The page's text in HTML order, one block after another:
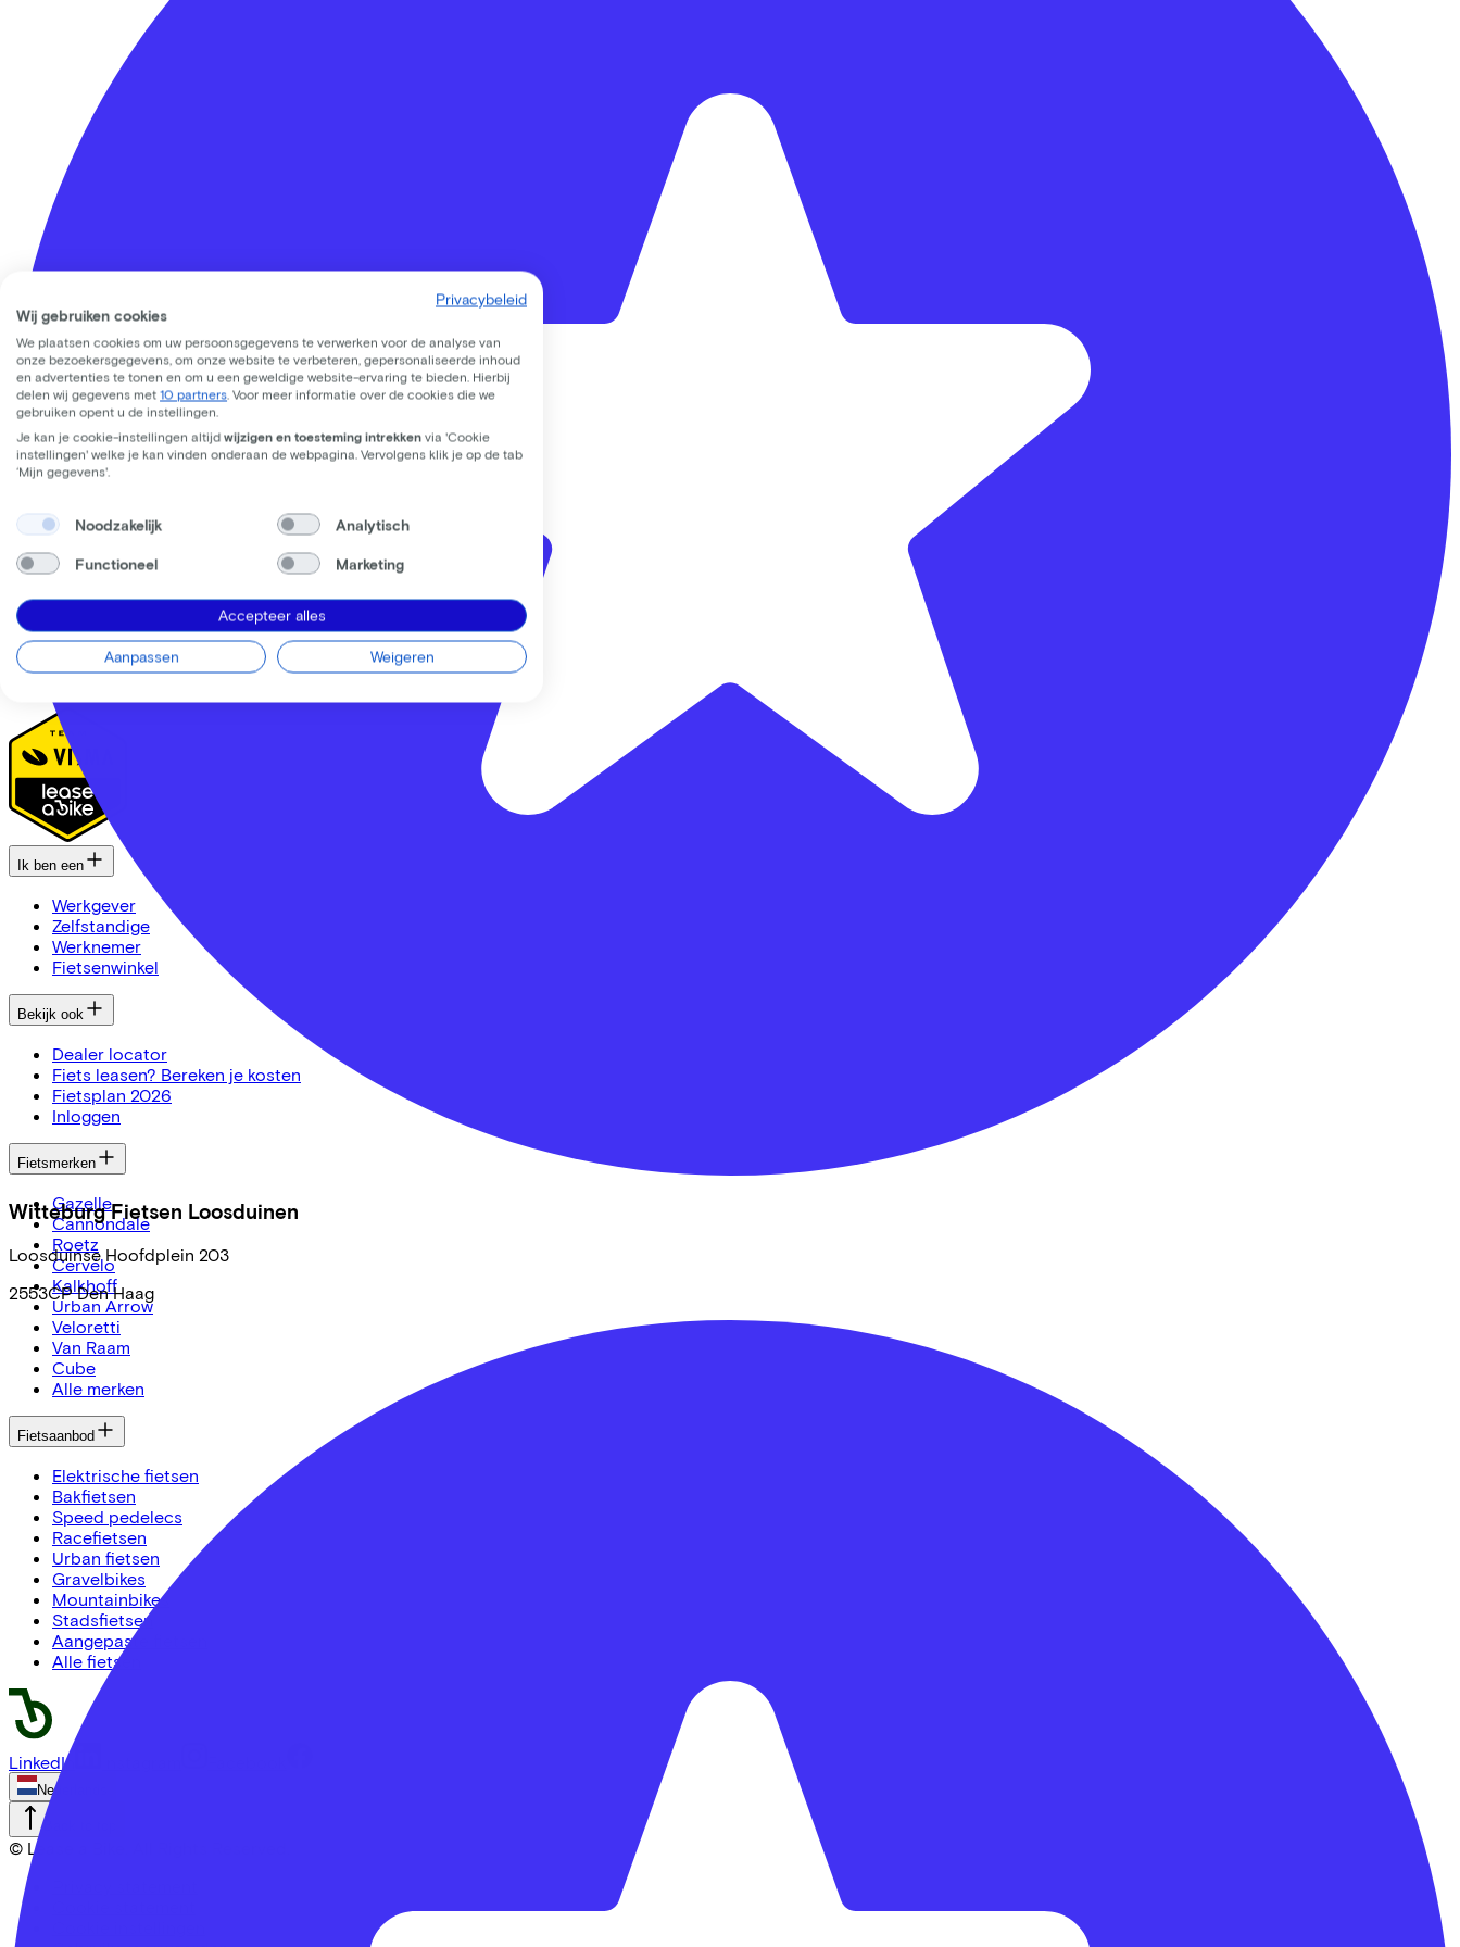
Witteburg Fietsen Loosduinen
Loosduinse Hoofdplein 203
2553CP Den Haag
Lease a Bike
Over ons
Vacatures
Stages
Contact
Nieuws
MVO
Security & Privacy
Trotse partner van
Ik ben een
Werkgever
Zelfstandige
Werknemer
Fietsenwinkel
Bekijk ook
Dealer locator
Fiets leasen? Bereken je kosten
Fietsplan 2026
Inloggen
Fietsmerken
Gazelle
Cannondale
Roetz
Cervélo
Kalkhoff
Urban Arrow
Veloretti
Van Raam
Cube
Alle merken
Fietsaanbod
Elektrische fietsen
Bakfietsen
Speed pedelecs
Racefietsen
Urban fietsen
Gravelbikes
Mountainbikes
Stadsfietsen
Aangepaste fietsen
Alle fietsen
LinkedIn
Nederlands
Back to top
© Lease a Bike. All Rights Reserved.
Privacybeleid
Wij gebruiken cookies
We plaatsen cookies om uw persoonsgegevens te verwerken voor de analyse van
onze bezoekersgegevens, om onze website te verbeteren, gepersonaliseerde inhoud
en advertenties te tonen en om u een geweldige website-ervaring te bieden. Hierbij
delen wij gegevens met 10 partners . Voor meer informatie over de cookies die we
gebruiken opent u de instellingen.
Je kan je cookie-instellingen altijd wijzigen en toesteming intrekken via 'Cookie
instellingen' welke je kan vinden onderaan de webpagina. Vervolgens klik je op de tab
‘Mijn gegevens'.
Noodzakelijk Analytisch
Functioneel Marketing
Accepteer alles
Aanpassen Weigeren